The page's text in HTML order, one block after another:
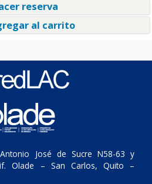
reserva
al carrito
José de Sucre N58-63 y
Olade – San Carlos, Quito –